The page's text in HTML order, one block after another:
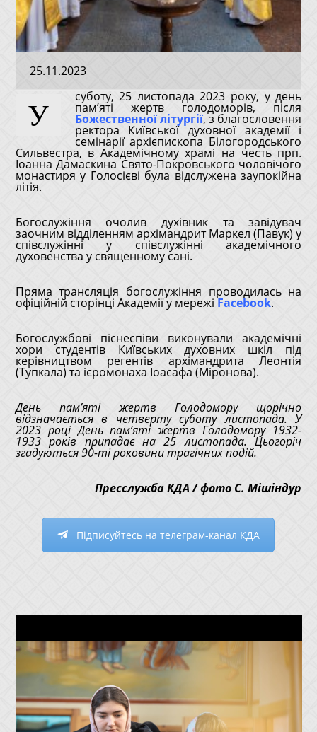
25.11.2023
У
суботу, 25 листопада 2023 року, у день
пам’яті жертв голодоморів, після
Божественної літургії, з благословення
ректора Київської духовної академії і
семінарії архієпископа Білогородського
Сильвестра, в Академічному храмі на честь прп.
Іоанна Дамаскина Свято-Покровського чоловічого
монастиря у Голосієві була відслужена заупокійна
літія.
Богослужіння очолив духівник та завідувач
заочним відділенням архімандрит Маркел (Павук) у
співслужінні у співслужінні академічного
духовенства у священному сані.
Пряма трансляція богослужіння проводилась на
офіційній сторінці Академії у мережіFacebook.
Богослужбові піснеспіви виконували академічні
хори студентів Київських духовних шкіл під
керівництвом регентів архімандрита Леонтія
(Тупкала) та ієромонаха Іоасафа (Міронова).
День пам’яті жертв Голодомору щорічно
відзначається в четверту суботу листопада. У
2023 році День пам’яті жертв Голодомору 1932-
1933 років припадає на 25 листопада. Цьогоріч
згадуються 90-ті роковини трагічних подій.
Пресслужба КДА / фото С. Мішіндур
Підписуйтесь на телеграм-канал КДА